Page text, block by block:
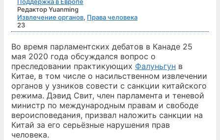
Редактор Yuanming
Извлечение органов, Права человека
23
Во время парламентских дебатов в Канаде 25
мая 2020 года обсуждался вопрос о
преследовании практикующих Фалуньгун в
Китае, в том числе о насильственном извлечении
органов у узников совести с санкции китайского
режима. Дэвид Свит, член парламента и теневой
министр по международным правам и свободе
вероисповедания, призвал наложить санкции на
Китай за его серьёзные нарушения прав
человека.